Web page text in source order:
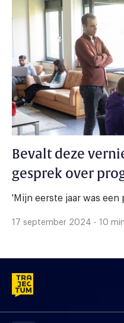
Bevalt deze
gesprek over
'Mijn eerste jaar was
17 september 2024 - 10